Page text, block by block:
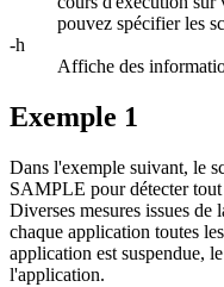
pouvez spécifier les
-h
Affiche des
Exemple 1
Dans l'exemple suivant, le
SAMPLE pour détecter
Diverses mesures issues de
chaque application toutes
application est suspendue,
l'application.